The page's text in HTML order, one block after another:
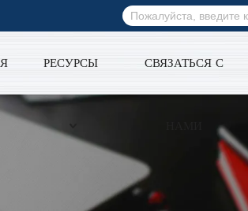
РЕСУРСЫ СВЯЗАТЬСЯ С